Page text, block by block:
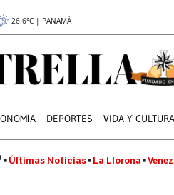
26.6°C | PANAMÁ
DEPORTES VIDA Y CULTURA
Últimas Noticias La Llorona